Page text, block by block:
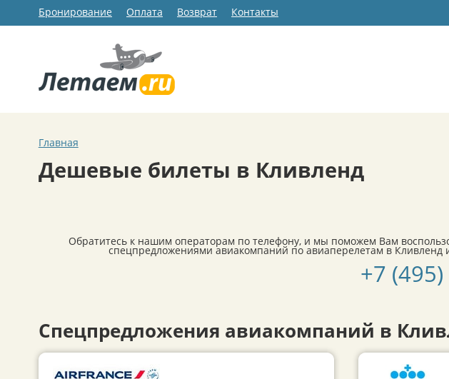
Бронирование Оплата Возврат Контакты
Главная
Дешевые билеты в Кливленд
Обратитесь к нашим операторам по телефону, и мы поможем Вам
спецпредложениями авиакомпаний по авиаперелетам в Кливленд
+7
Спецпредложения авиакомпаний в